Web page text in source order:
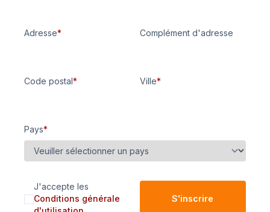
Adresse* Complément d'adresse
Code postal * Ville*
Pays*
J'accepte les
Conditions générale
S'inscrire